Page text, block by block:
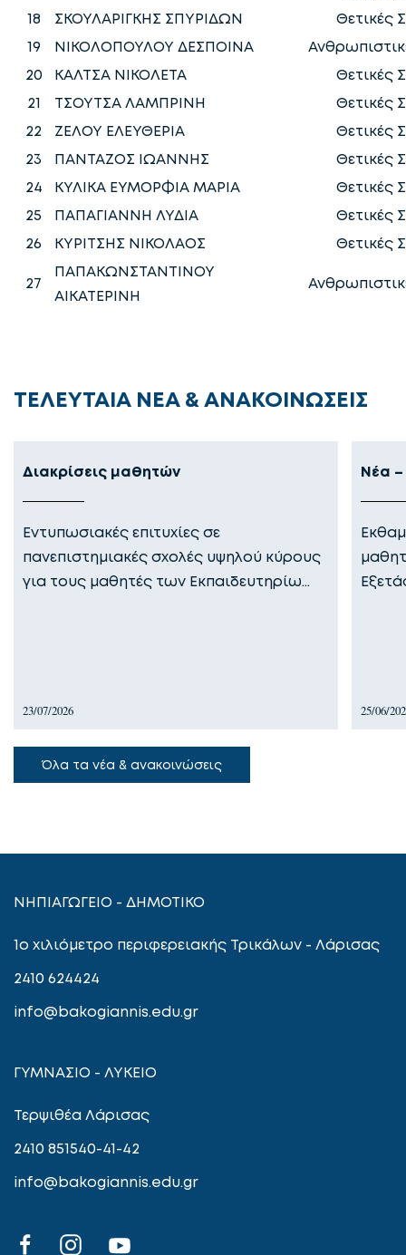
18
ΣΚΟΥΛΑΡΙΓΚΗΣ ΣΠΥΡΙΔΩΝ
Θετικές
19
ΝΙΚΟΛΟΠΟΥΛΟΥ ΔΕΣΠΟΙΝΑ
20
ΚΑΛΤΣΑ ΝΙΚΟΛΕΤΑ
Θετικές
21
ΤΣΟΥΤΣΑ ΛΑΜΠΡΙΝΗ
Θετικές
22
ΖΕΛΟΥ ΕΛΕΥΘΕΡΙΑ
Θετικές
23
ΠΑΝΤΑΖΟΣ ΙΩΑΝΝΗΣ
Θετικές
24
ΚΥΛΙΚΑ ΕΥΜΟΡΦΙΑ ΜΑΡΙΑ
Θετικές
25
ΠΑΠΑΓΙΑΝΝΗ ΛΥΔΙΑ
Θετικές
26
ΚΥΡΙΤΣΗΣ ΝΙΚΟΛΑΟΣ Θετικές
27
ΠΑΠΑΚΩΝΣΤΑΝΤΙΝΟΥ
ΑΙΚΑΤΕΡΙΝΗ
ΤΕΛΕΥΤΑΙΑ ΝΕΑ & ΑΝΑΚΟΙΝΩΣΕΙΣ
Διακρίσεις μαθητών
Εντυπωσιακές επιτυχίες σε
πανεπιστημιακές σχολές υψηλού κύρους
για τους μαθητές των Εκπαιδευτηρίω…
23/07/2026
Νέα –
25/06/
Όλα τα νέα & ανακοινώσεις
ΝΗΠΙΑΓΩΓΕΙΟ - ΔΗΜΟΤΙΚΟ
1ο χιλιόμετρο περιφερειακής Τρικάλων - Λάρισας
2410 624424
info@bakogiannis.edu.gr
ΓΥΜΝΑΣΙΟ - ΛΥΚΕΙΟ
Τερψιθέα Λάρισας
2410 851540-41-42
info@bakogiannis.edu.gr